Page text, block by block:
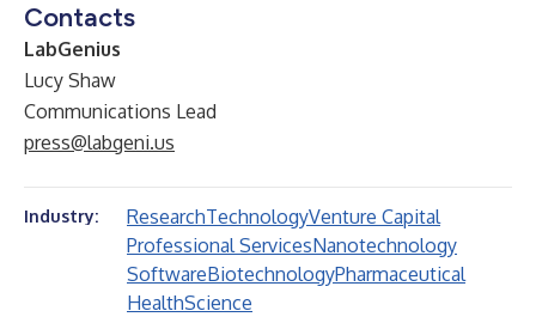
Contacts
LabGenius
Lucy Shaw
Communications Lead
press@labgeni.us
Industry: ResearchTechnologyVenture Capital
Professional ServicesNanotechnology
SoftwareBiotechnologyPharmaceutical
HealthScience